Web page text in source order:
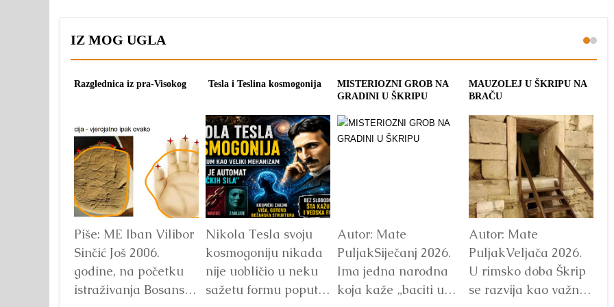
IZ MOG UGLA
Razglednica iz pra-Visokog
Piše: ME Iban Vilibor
Sinčić Još 2006.
godine, na početku
istraživanja Bosanske
Tesla i Teslina kosmogonija
Nikola Tesla svoju
kosmogoniju nikada
nije uobličio u neku
sažetu formu poput
MISTERIOZNI GROB NA
GRADINI U ŠKRIPU
Autor: Mate
PuljakSiječanj 2026.
Ima jedna narodna
koja kaže „baciti u
MAUZOLEJ U ŠKRIPU NA
BRAČU
Autor: Mate
PuljakVeljača 2026.
U rimsko doba Škrip
se razvija kao važno